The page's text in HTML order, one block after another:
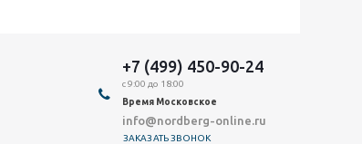
+7 (499) 450-90-24
с 9:00 до 18:00
Время Московское
info@nordberg-online.ru
ЗАКАЗАТЬ ЗВОНОК